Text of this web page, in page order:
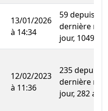
13/01/2026
à 14:34
59 depuis la
dernière
jour, 1049
12/02/2023
à 11:36
235 depuis la
dernière
jour, 282 au